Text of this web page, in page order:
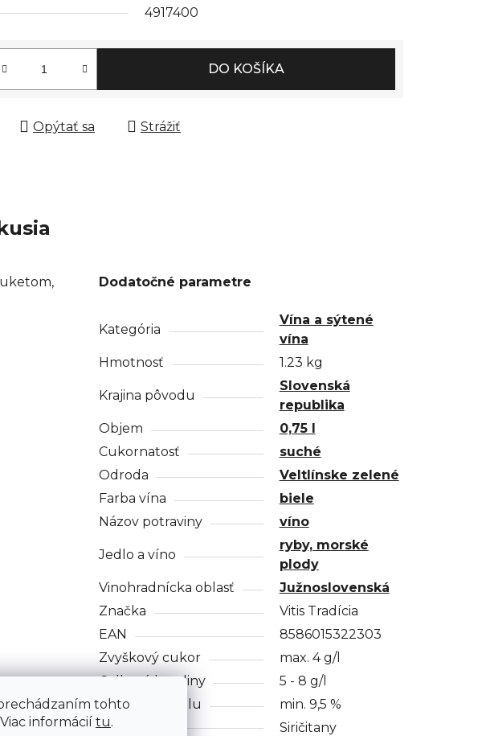
tohto
informácií tu.
4917400
cena:
DO KOŠÍKA
Opýtať sa Strážiť
Dodatočné parametre
Kategória
Vína a sýtené
vína
Hmotnosť
1.23 kg
Krajina pôvodu
Slovenská
republika
Objem
0,75 l
Cukornatosť
suché
Odroda
Veltlínske zelené
Farba vína
biele
Názov potraviny
víno
Jedlo a víno
ryby, morské
plody
Vinohradnícka oblasť
Južnoslovenská
Značka
Vitis Tradícia
EAN
8586015322303
Zvyškový cukor
max. 4 g/l
Celkové kyseliny
5 - 8 g/l
Obsah alkoholu
min. 9,5 %
Alergény
Siričitany